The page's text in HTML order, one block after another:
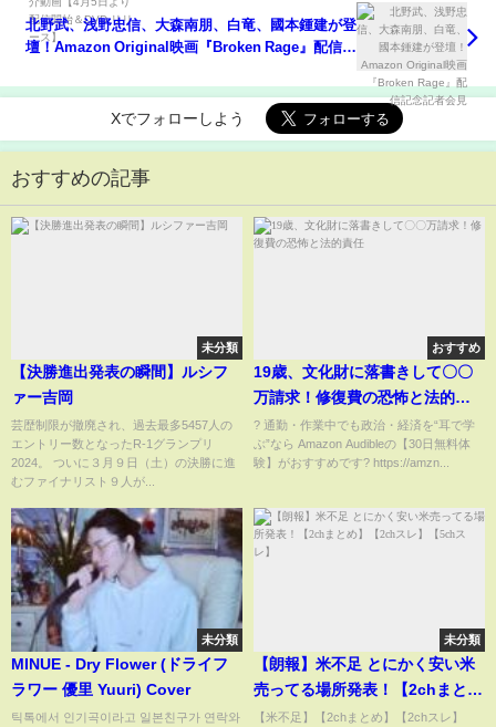
北野武、浅野忠信、大森南朋、白竜、國本鍾建が登
壇！Amazon Original映画『Broken Rage』配信記
Xでフォローしよう
おすすめの記事
未分類
【決勝進出発表の瞬間】ルシフ
ァー吉岡
芸歴制限が撤廃され、過去最多5457人の
エントリー数となったR-1グランプリ
2024。 ついに３月９日（土）の決勝に進
むファイナリスト９人が...
おすすめ
19歳、文化財に落書きして〇〇
万請求！修復費の恐怖と法的責
任
? 通勤・作業中でも政治・経済を“耳で学
ぶ”なら Amazon Audibleの【30日無料体
験】がおすすめです? https://amzn...
未分類
MINUE - Dry Flower (ドライフ
ラワー 優里 Yuuri) Cover
틱톡에서 인기곡이라고 일본친구가 연락와
未分類
【朗報】米不足 とにかく安い米
売ってる場所発表！【2chまと
め】【2chスレ】【5chスレ】
【米不足】【2chまとめ】【2chスレ】